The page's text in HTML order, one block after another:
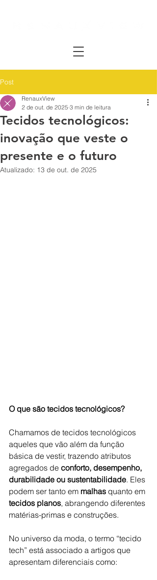
Post
Tecidos tecnológicos:
inovação que veste o
presente e o futuro
RenauxView
2 de out. de 2025 3 min de leitura
Atualizado: 13 de out. de 2025
O que são tecidos tecnológicos?
Chamamos de tecidos tecnológicos
aqueles que vão além da função
básica de vestir, trazendo atributos
agregados de conforto, desempenho,
durabilidade ou sustentabilidade. Eles
podem ser tanto em malhas quanto em
tecidos planos, abrangendo diferentes
matérias-primas e construções.
No universo da moda, o termo “tecido
tech” está associado a artigos que
apresentam diferenciais como: